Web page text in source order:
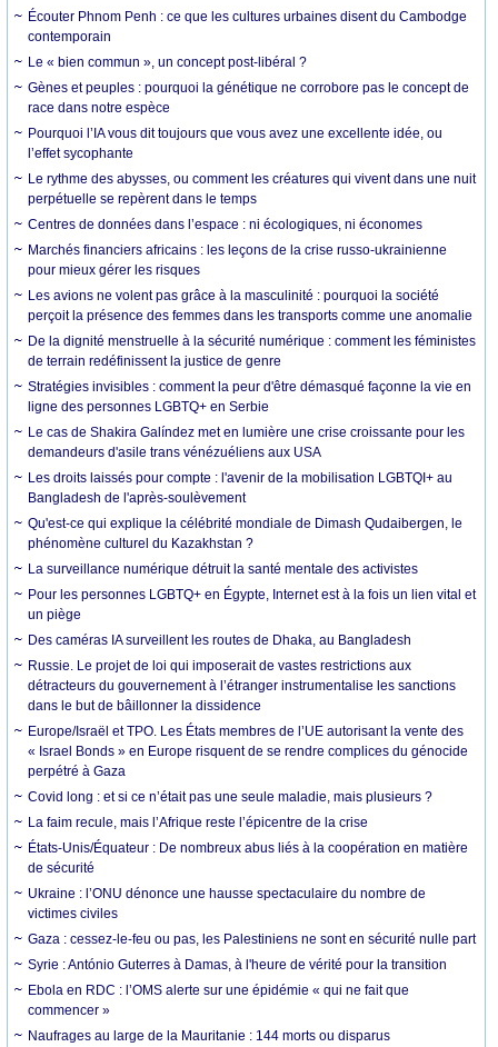
Écouter Phnom Penh : ce que les cultures urbaines disent du Cambodge
contemporain
Le « bien commun », un concept post-libéral ?
Gènes et peuples : pourquoi la génétique ne corrobore pas le concept de
race dans notre espèce
Pourquoi l’IA vous dit toujours que vous avez une excellente idée, ou
l’effet sycophante
Le rythme des abysses, ou comment les créatures qui vivent dans une nuit
perpétuelle se repèrent dans le temps
Centres de données dans l’espace : ni écologiques, ni économes
Marchés financiers africains : les leçons de la crise russo-ukrainienne
pour mieux gérer les risques
Les avions ne volent pas grâce à la masculinité : pourquoi la société
perçoit la présence des femmes dans les transports comme une anomalie
De la dignité menstruelle à la sécurité numérique : comment les féministes
de terrain redéfinissent la justice de genre
Stratégies invisibles : comment la peur d'être démasqué façonne la vie en
ligne des personnes LGBTQ+ en Serbie
Le cas de Shakira Galíndez met en lumière une crise croissante pour les
demandeurs d'asile trans vénézuéliens aux USA
Les droits laissés pour compte : l'avenir de la mobilisation LGBTQI+ au
Bangladesh de l'après-soulèvement
Qu'est-ce qui explique la célébrité mondiale de Dimash Qudaibergen, le
phénomène culturel du Kazakhstan ?
La surveillance numérique détruit la santé mentale des activistes
Pour les personnes LGBTQ+ en Égypte, Internet est à la fois un lien vital et
un piège
Des caméras IA surveillent les routes de Dhaka, au Bangladesh
Russie. Le projet de loi qui imposerait de vastes restrictions aux
détracteurs du gouvernement à l’étranger instrumentalise les sanctions
dans le but de bâillonner la dissidence
Europe/Israël et TPO. Les États membres de l’UE autorisant la vente des
« Israel Bonds » en Europe risquent de se rendre complices du génocide
perpétré à Gaza
Covid long : et si ce n’était pas une seule maladie, mais plusieurs ?
La faim recule, mais l’Afrique reste l’épicentre de la crise
États-Unis/Équateur : De nombreux abus liés à la coopération en matière
de sécurité
Ukraine : l’ONU dénonce une hausse spectaculaire du nombre de
victimes civiles
Gaza : cessez-le-feu ou pas, les Palestiniens ne sont en sécurité nulle part
Syrie : António Guterres à Damas, à l'heure de vérité pour la transition
Ebola en RDC : l’OMS alerte sur une épidémie « qui ne fait que
commencer »
Naufrages au large de la Mauritanie : 144 morts ou disparus